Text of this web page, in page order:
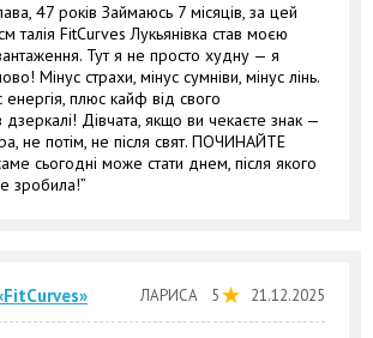
47 років Займаюсь 7 місяців, за цей
талія FitCurves Лукьянівка став моєю
Тут я не просто худну — я
Мінус страхи, мінус сумніви, мінус лінь.
плюс кайф від свого
Дівчата, якщо ви чекаєте знак —
не потім, не після свят. ПОЧИНАЙТЕ
сьогодні може стати днем, після якого
зробила!”
ЛАРИСА 5 21.12.2025